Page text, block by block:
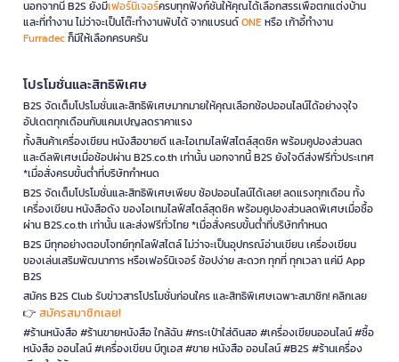
นอกจากนี้ B2S ยังมีเฟอร์นิเจอร์ครบทุกฟังก์ชันให้คุณได้เลือกสรรเพื่อตกแต่งบ้าน
และที่ทำงาน ไม่ว่าจะเป็นโต๊ะทำงานพับได้ จากแบรนด์ONEหรือ เก้าอี้ทำงาน
Furradecก็มีให้เลือกครบครัน
โปรโมชั่นและสิทธิพิเศษ
B2S จัดเต็มโปรโมชั่นและสิทธิพิเศษมากมายให้คุณเลือกช้อปออนไลน์ได้อย่างจุใจ
อัปเดตทุกเดือนกับแคมเปญลดราคาแรง
ทั้งสินค้าเครื่องเขียน หนังสือขายดี และไอเทมไลฟ์สไตล์สุดชิค พร้อมคูปองส่วนลด
และดีลพิเศษเมื่อช้อปผ่าน B2S.co.th เท่านั้น นอกจากนี้ B2S ยังใจดีส่งฟรีทั่วประเทศ
*เมื่อสั่งครบขั้นต่ำที่บริษัทกำหนด
B2S จัดเต็มโปรโมชั่นและสิทธิพิเศษเพียบ ช้อปออนไลน์ได้เลย! ลดแรงทุกเดือน ทั้ง
เครื่องเขียน หนังสือดัง ของไอเทมไลฟ์สไตล์สุดชิค พร้อมคูปองส่วนลดพิเศษเมื่อซื้อ
ผ่าน B2S.co.th เท่านั้น และส่งฟรีทั่วไทย *เมื่อสั่งครบขั้นต่ำที่บริษัทกำหนด
B2S มีทุกอย่างตอบโจทย์ทุกไลฟ์สไตล์ ไม่ว่าจะเป็นอุปกรณ์อ่านเขียน เครื่องเขียน
ของเล่นเสริมพัฒนาการ หรือเฟอร์นิเจอร์ ช้อปง่าย สะดวก ทุกที่ ทุกเวลา แค่มี App
B2S
สมัคร B2S Club รับข่าวสารโปรโมชั่นก่อนใคร และสิทธิพิเศษเฉพาะสมาชิก! คลิกเลย
👉 สมัครสมาชิกเลย!
#ร้านหนังสือ #ร้านขายหนังสือ ใกล้ฉัน #กระเป๋าใส่ดินสอ #เครื่องเขียนออนไลน์ #ซื้อ
หนังสือ ออนไลน์ #เครื่องเขียน บีทูเอส #ขาย หนังสือ ออนไลน์ #B2S #ร้านเครื่อง